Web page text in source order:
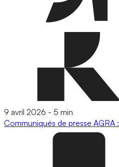
9 avril 2026 - 5 min
Communiqués de presse AGRA